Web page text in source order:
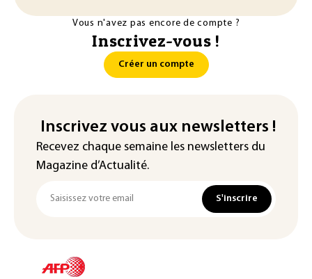
Vous n'avez pas encore de compte ?
Inscrivez-vous !
Créer un compte
Inscrivez vous aux newsletters !
Recevez chaque semaine les newsletters du
Magazine d’Actualité.
S'inscrire